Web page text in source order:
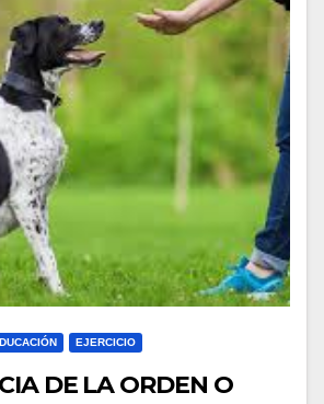
EJERCICIO
DE LA ORDEN O